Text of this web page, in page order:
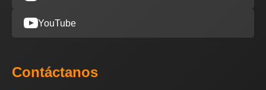
YouTube
Contáctanos